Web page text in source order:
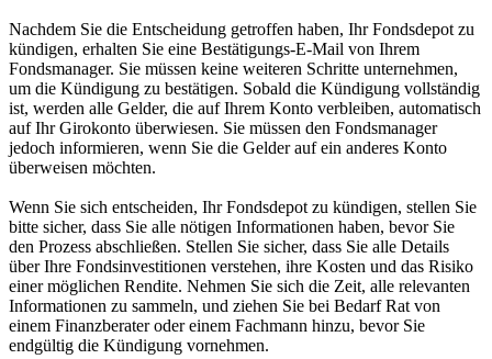
Nachdem Sie die Entscheidung getroffen haben, Ihr Fondsdepot zu
kündigen, erhalten Sie eine Bestätigungs-E-Mail von Ihrem
Fondsmanager. Sie müssen keine weiteren Schritte unternehmen,
um die Kündigung zu bestätigen. Sobald die Kündigung vollständig
ist, werden alle Gelder, die auf Ihrem Konto verbleiben, automatisch
auf Ihr Girokonto überwiesen. Sie müssen den Fondsmanager
jedoch informieren, wenn Sie die Gelder auf ein anderes Konto
überweisen möchten.
Wenn Sie sich entscheiden, Ihr Fondsdepot zu kündigen, stellen Sie
bitte sicher, dass Sie alle nötigen Informationen haben, bevor Sie
den Prozess abschließen. Stellen Sie sicher, dass Sie alle Details
über Ihre Fondsinvestitionen verstehen, ihre Kosten und das Risiko
einer möglichen Rendite. Nehmen Sie sich die Zeit, alle relevanten
Informationen zu sammeln, und ziehen Sie bei Bedarf Rat von
einem Finanzberater oder einem Fachmann hinzu, bevor Sie
endgültig die Kündigung vornehmen.